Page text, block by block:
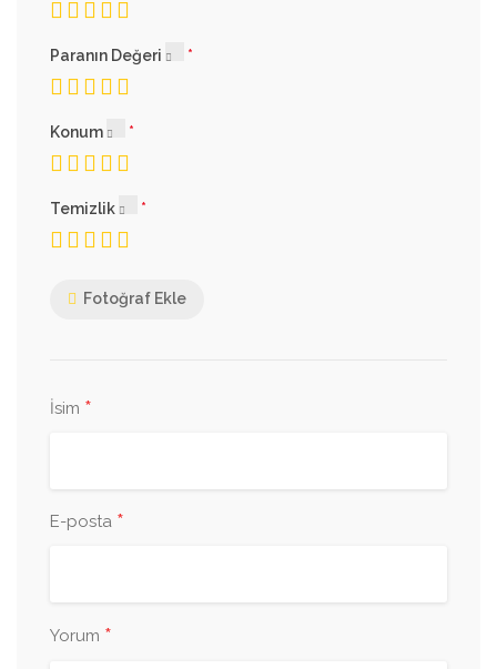
Paranın Değeri
Konum
Temizlik
Fotoğraf Ekle
İsim *
E-posta *
Yorum *